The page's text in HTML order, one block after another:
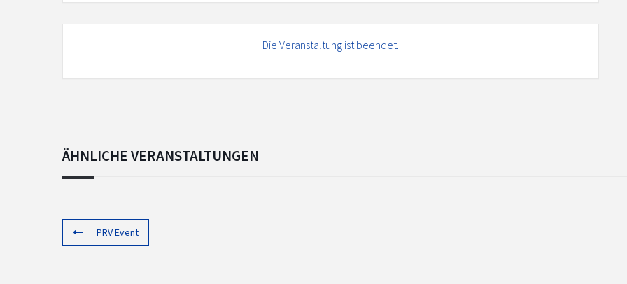
Die Veranstaltung ist beendet.
ÄHNLICHE VERANSTALTUNGEN
PRV Event